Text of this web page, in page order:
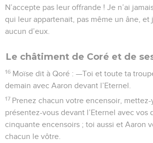
N’accepte pas leur offrande ! Je n’ai
qui leur appartenait, pas même un âne, et
aucun d’eux.
Le châtiment de Coré et de
16 Moïse dit à Qoré : —Toi et toute ta
demain avec Aaron devant l’Eternel.
17 Prenez chacun votre encensoir, mettez-
présentez-vous devant l’Eternel avec vos
cinquante encensoirs ; toi aussi et Aaron
chacun le vôtre.